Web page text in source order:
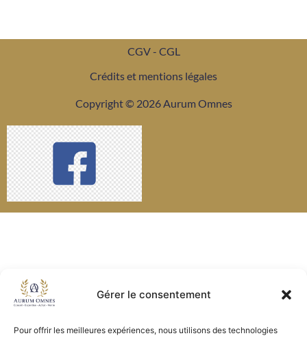
Gérer le consentement
Pour offrir les meilleures expériences, nous utilisons des technologies
CGV - CGL
Crédits et mentions légales
Copyright © 2026 Aurum Omnes